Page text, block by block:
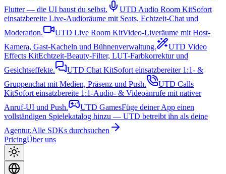
Flutter — die UI baust du selbst.
UTD Audio Room KitSofort
einsatzbereite Live-Audioräume mit Seats, Echtzeit-Chat und
Moderation.
UTD Live Room KitVideo-Liveräume mit Host-
Kamera, Gast-Kacheln und Bühnenverwaltung.
UTD Video
Effects KitEchtzeit-Beauty-Filter, LUT-Farbkorrektur und
Gesichtseffekte.
UTD Chat KitSofort einsatzbereiter 1:1- &
Gruppenchat mit Medien, Präsenz und Push.
UTD Calls
KitSofort einsatzbereite 1:1-Audio- & Videoanrufe mit nativer
Anruf-UI und Push.
UTD GamesFüge deiner App einen
vollständigen Spielekatalog hinzu — UTD betreibt ihn als deine
Agentur.Alle SDKs durchsuchen
PricingÜber uns